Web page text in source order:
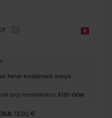
Petar Radanović Sanja
broj ministarstva: 6116-DOM
12,00 €